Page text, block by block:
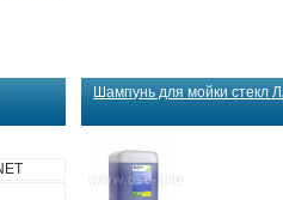
Шампунь для мойки стекл